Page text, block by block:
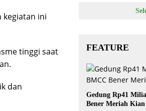
kegiatan ini
tinggi saat
dan
FEATURE
Gedung Rp41
Bener Meriah